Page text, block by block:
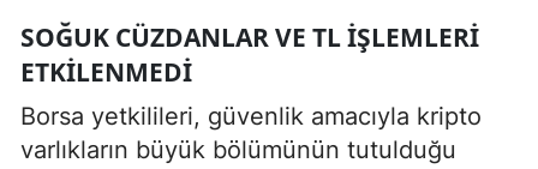
SOĞUK CÜZDANLAR VE TL İŞLEMLERI
ETKILENMEDI
Borsa yetkilileri, güvenlik amacıyla kripto
varlıkların büyük bölümünün tutulduğu